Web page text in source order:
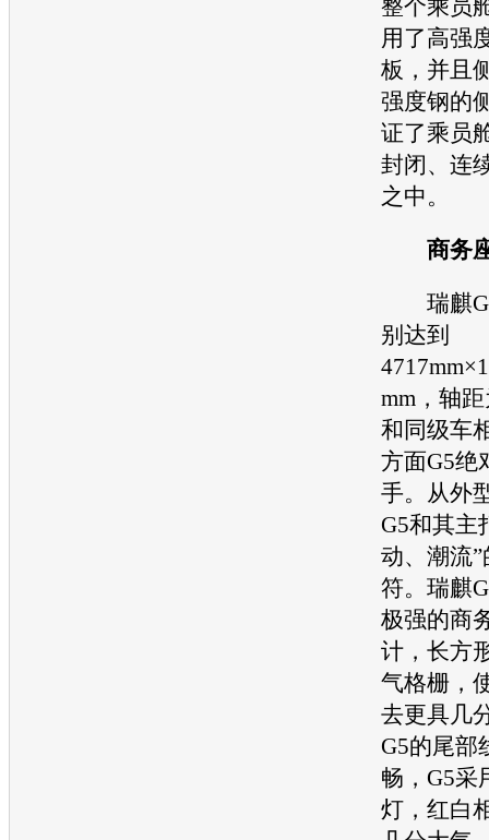
整个乘员
用了高强
板，并且
强度钢的
证了乘员
封闭、连
之中。
商务座
瑞麒
别达到
mm，轴
和同级车
方面G5绝
手。从外
G5和其主
动、潮流
符。 瑞麒
极强的商
计，长方
气格栅，
去更具几
G5的尾部
畅，G5采
灯，红白